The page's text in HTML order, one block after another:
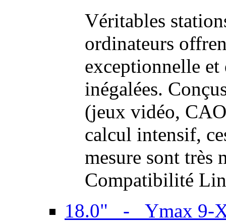
Véritables
ordinateurs
exceptionnelle et
inégalées.
(jeux vidéo,
calcul intensif,
mesure sont très
Compatibilité
18.0" - Ymax 9-